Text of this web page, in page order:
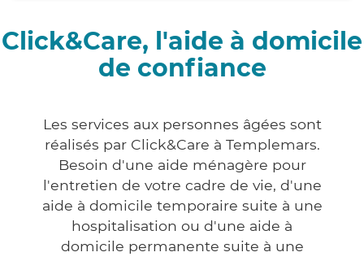
Click&Care, l'aide à domicile
de confiance
Les services aux personnes âgées sont
réalisés par Click&Care à Templemars.
Besoin d'une aide ménagère pour
l'entretien de votre cadre de vie, d'une
aide à domicile temporaire suite à une
hospitalisation ou d'une aide à
domicile permanente suite à une